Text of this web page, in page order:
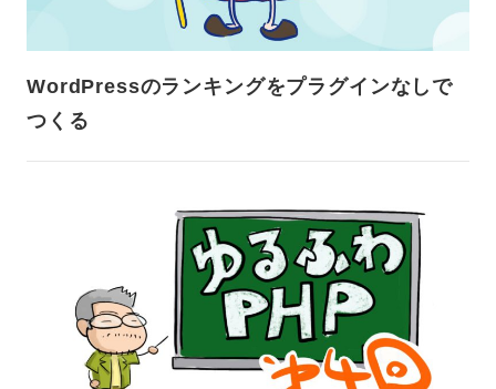
WordPressのランキングをプラグインなしで
つくる